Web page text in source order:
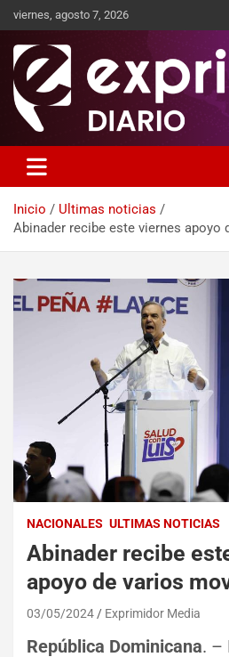
viernes, agosto 7, 2026
Exprimidor media
Inicio
Ultimas noticias
Abinader recibe este viernes apoyo
NACIONALES ULTIMAS NOTICIAS
Abinader recibe
apoyo de varios
03/05/2024 Exprimidor Media
República Dominicana. –